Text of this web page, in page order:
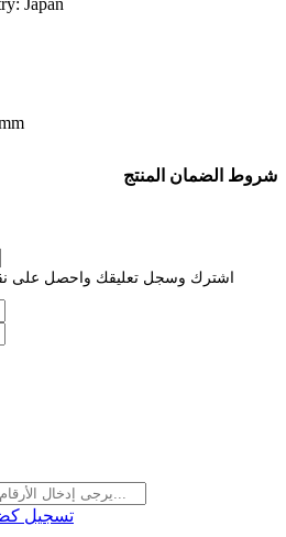
شروط الضمان المنتج
اشترك وسجل تعليقك واحصل على
تسجيل